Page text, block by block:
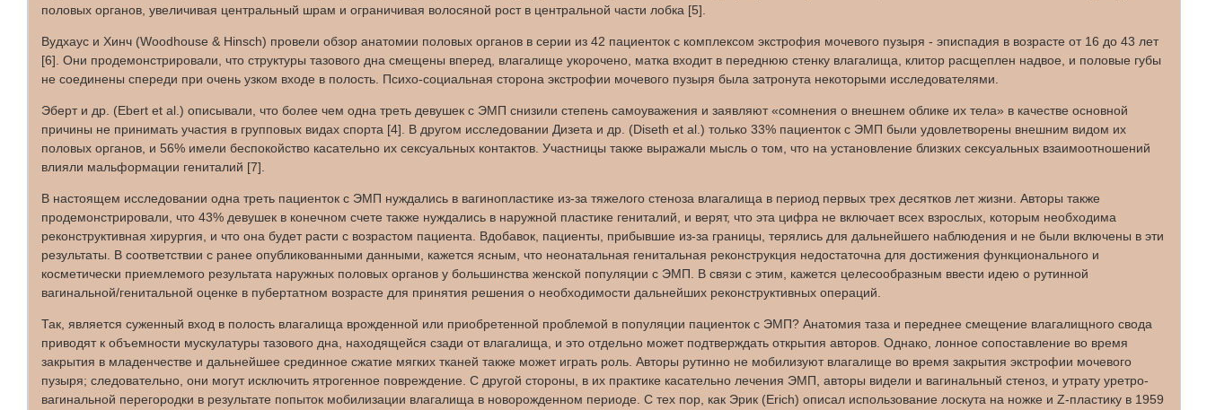
половых органов, увеличивая центральный шрам и ограничивая волосяной рост в центральной части лобка [5].
Вудхаус и Хинч (Woodhouse & Hinsch) провели обзор анатомии половых органов в серии из 42 пациенток с комплексом экстрофия мочевого пузыря - эписпадия в возрасте от 16 до 43 лет
[6]. Они продемонстрировали, что структуры тазового дна смещены вперед, влагалище укорочено, матка входит в переднюю стенку влагалища, клитор расщеплен надвое, и половые губы
не соединены спереди при очень узком входе в полость. Психо-социальная сторона экстрофии мочевого пузыря была затронута некоторыми исследователями.
Эберт и др. (Ebert et al.) описывали, что более чем одна треть девушек с ЭМП снизили степень самоуважения и заявляют «сомнения о внешнем облике их тела» в качестве основной
причины не принимать участия в групповых видах спорта [4]. В другом исследовании Дизета и др. (Diseth et al.) только 33% пациенток с ЭМП были удовлетворены внешним видом их
половых органов, и 56% имели беспокойство касательно их сексуальных контактов. Участницы также выражали мысль о том, что на установление близких сексуальных взаимоотношений
влияли мальформации гениталий [7].
В настоящем исследовании одна треть пациенток с ЭМП нуждались в вагинопластике из-за тяжелого стеноза влагалища в период первых трех десятков лет жизни. Авторы также
продемонстрировали, что 43% девушек в конечном счете также нуждались в наружной пластике гениталий, и верят, что эта цифра не включает всех взрослых, которым необходима
реконструктивная хирургия, и что она будет расти с возрастом пациента. Вдобавок, пациенты, прибывшие из-за границы, терялись для дальнейшего наблюдения и не были включены в эти
результаты. В соответствии с ранее опубликованными данными, кажется ясным, что неонатальная генитальная реконструкция недостаточна для достижения функционального и
косметически приемлемого результата наружных половых органов у большинства женской популяции с ЭМП. В связи с этим, кажется целесообразным ввести идею о рутинной
вагинальной/генитальной оценке в пубертатном возрасте для принятия решения о необходимости дальнейших реконструктивных операций.
Так, является суженный вход в полость влагалища врожденной или приобретенной проблемой в популяции пациенток с ЭМП? Анатомия таза и переднее смещение влагалищного свода
приводят к объемности мускулатуры тазового дна, находящейся сзади от влагалища, и это отдельно может подтверждать открытия авторов. Однако, лонное сопоставление во время
закрытия в младенчестве и дальнейшее срединное сжатие мягких тканей также может играть роль. Авторы рутинно не мобилизуют влагалище во время закрытия экстрофии мочевого
пузыря; следовательно, они могут исключить ятрогенное повреждение. С другой стороны, в их практике касательно лечения ЭМП, авторы видели и вагинальный стеноз, и утрату уретро-
вагинальной перегородки в результате попыток мобилизации влагалища в новорожденном периоде. С тех пор, как Эрик (Erich) описал использование лоскута на ножке и Z-пластику в 1959